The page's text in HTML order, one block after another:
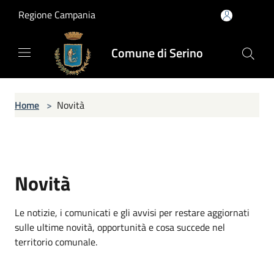
Regione Campania
Comune di Serino
Home > Novità
Novità
Le notizie, i comunicati e gli avvisi per restare aggiornati
sulle ultime novità, opportunità e cosa succede nel
territorio comunale.